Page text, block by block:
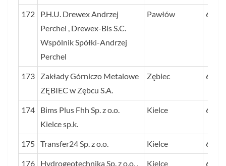
172
P.H.U. Drewex Andrzej
Perchel , Drewex-Bis S.C.
Wspólnik Spółki-Andrzej
Perchel
Pawłów 66
173
Zakłady Górniczo Metalowe
ZĘBIEC w Zębcu S.A.
Zębiec 66
174
Bims Plus Fhh Sp. z o.o.
Kielce sp.k.
Kielce 65
175 Transfer24 Sp. z o.o. Kielce 65
176 Hydrogeotechnika Sp. z o.o. . Kielce 64